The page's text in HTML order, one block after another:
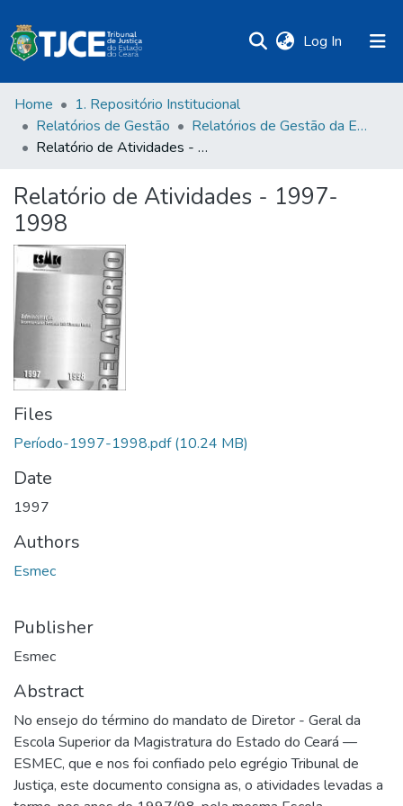
Log In (current)
Home
1. Repositório Institucional
Relatórios de Gestão
Relatórios de Gestão da Esmec
Relatório de Atividades - 1997-1998
Relatório de Atividades - 1997-
1998
Files
Período-1997-1998.pdf(10.24 MB)
Date
1997
Authors
Esmec
Publisher
Esmec
Abstract
No ensejo do término do mandato de Diretor - Geral da
Escola Superior da Magistratura do Estado do Ceará —
ESMEC, que e nos foi confiado pelo egrégio Tribunal de
Justiça, este documento consigna as, o atividades levadas a